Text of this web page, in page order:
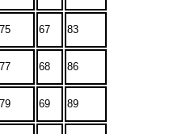
75 67 83
77 68 86
79 69 89